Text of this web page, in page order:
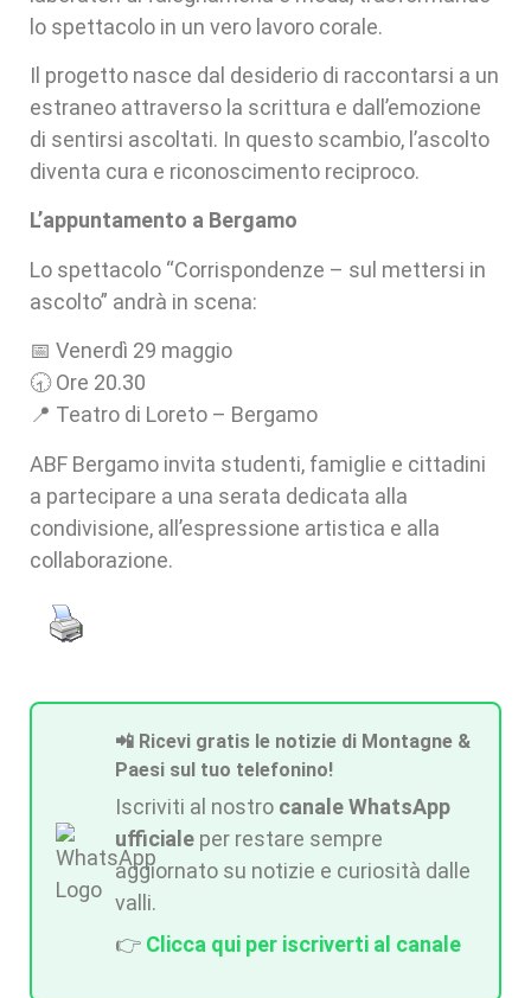
lo spettacolo in un vero lavoro corale.
Il progetto nasce dal desiderio di raccontarsi a un
estraneo attraverso la scrittura e dall’emozione
di sentirsi ascoltati. In questo scambio, l’ascolto
diventa cura e riconoscimento reciproco.
L’appuntamento a Bergamo
Lo spettacolo “Corrispondenze – sul mettersi in
ascolto” andrà in scena:
📅 Venerdì 29 maggio
🕣 Ore 20.30
📍 Teatro di Loreto – Bergamo
ABF Bergamo invita studenti, famiglie e cittadini
a partecipare a una serata dedicata alla
condivisione, all’espressione artistica e alla
collaborazione.
📲 Ricevi gratis le notizie di Montagne &
Paesi sul tuo telefonino!
Iscriviti al nostro canale WhatsApp
ufficiale per restare sempre
aggiornato su notizie e curiosità dalle
valli.
👉 Clicca qui per iscriverti al canale